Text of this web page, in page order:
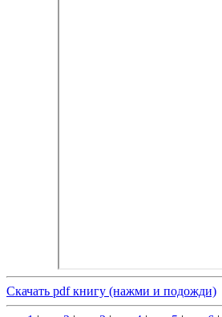
Скачать pdf книгу (нажми и подожди)